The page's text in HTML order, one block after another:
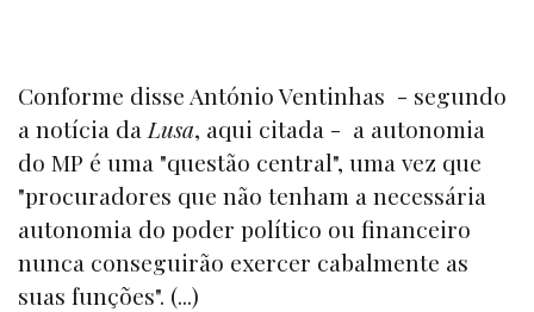
Conforme disse António Ventinhas - segundo
a notícia da Lusa, aqui citada - a autonomia
do MP é uma "questão central", uma vez que
"procuradores que não tenham a necessária
autonomia do poder político ou financeiro
nunca conseguirão exercer cabalmente as
suas funções". (...)